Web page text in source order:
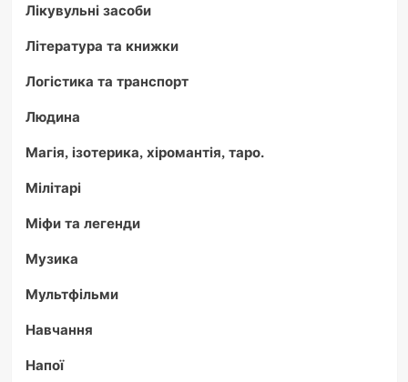
Лікувульні засоби
Література та книжки
Логістика та транспорт
Людина
Магія, ізотерика, хіромантія, таро.
Мілітарі
Міфи та легенди
Музика
Мультфільми
Навчання
Напої